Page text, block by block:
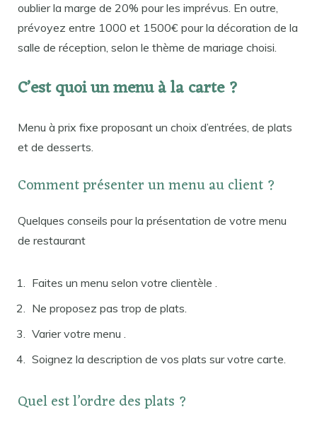
oublier la marge de 20% pour les imprévus. En outre,
prévoyez entre 1000 et 1500€ pour la décoration de la
salle de réception, selon le thème de mariage choisi.
C’est quoi un menu à la carte ?
Menu à prix fixe proposant un choix d’entrées, de plats
et de desserts.
Comment présenter un menu au client ?
Quelques conseils pour la présentation de votre menu
de restaurant
Faites un menu selon votre clientèle .
Ne proposez pas trop de plats.
Varier votre menu .
Soignez la description de vos plats sur votre carte.
Quel est l’ordre des plats ?